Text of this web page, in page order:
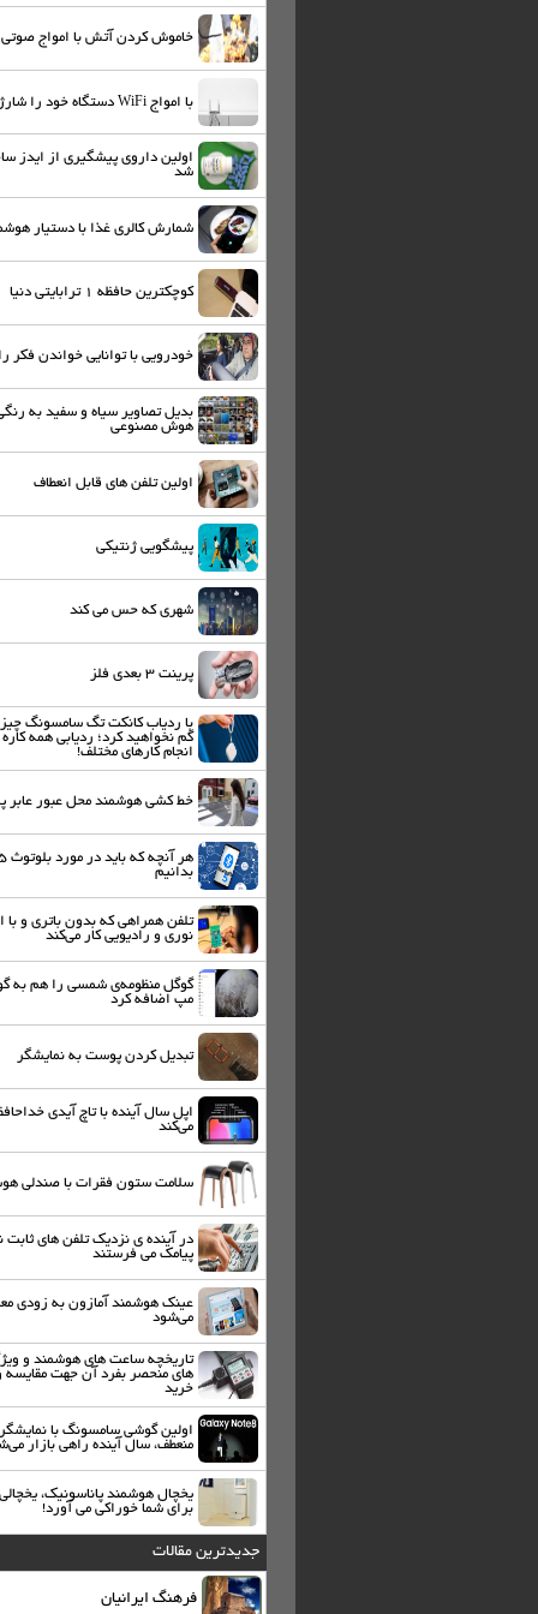
خاموش کردن آتش با امواج صوتی
با امواج WiFi دستگاه‌ خود را شارژ کنید
اولین داروی پیشگیری از ایدز
شد
شمارش کالری غذا با دستیار
کوچکترین حافظه ۱ ترابایتی دنیا
خودرویی با توانایی خواندن فکر
بدیل تصاویر سیاه و سفید به
هوش مصنوعی
اولین تلفن های قابل انعطاف
پیشگویی ژنتیکی
شهری که حس می کند
پرینت ۳ بعدی فلز
با ردیاب کانکت تگ سامسونگ
گم نخواهید کرد؛ ردیابی همه کاره
انجام کارهای مختلف!
خط کشی هوشمند محل عبور عابر
هر آنچه که باید در
بدانیم
تلفن همراهی که بدون باتری و با
نوری و رادیویی کار می‌کند
گوگل منظومه‌ی شمسی را هم به
مپ اضافه کرد
تبدیل کردن پوست به نمایشگر
اپل سال آینده با تاچ آیدی
می‌کند
سلامت ستون فقرات با صندلی
در آینده ی نزدیک تلفن های ثابت
پیامک می فرستند
عینک هوشمند آمازون به زودی
می‌شود
تاریخچه ساعت های هوشمند و
های منحصر بفرد آن جهت مقایسه
خرید
اولین گوشی سامسونگ با نمایشگر
منعطف، سال آینده راهی بازار
یخچال هوشمند پاناسونیک،
برای شما خوراکی می آورد!
جدیدترین مقالات
فرهنگ ایرانیان